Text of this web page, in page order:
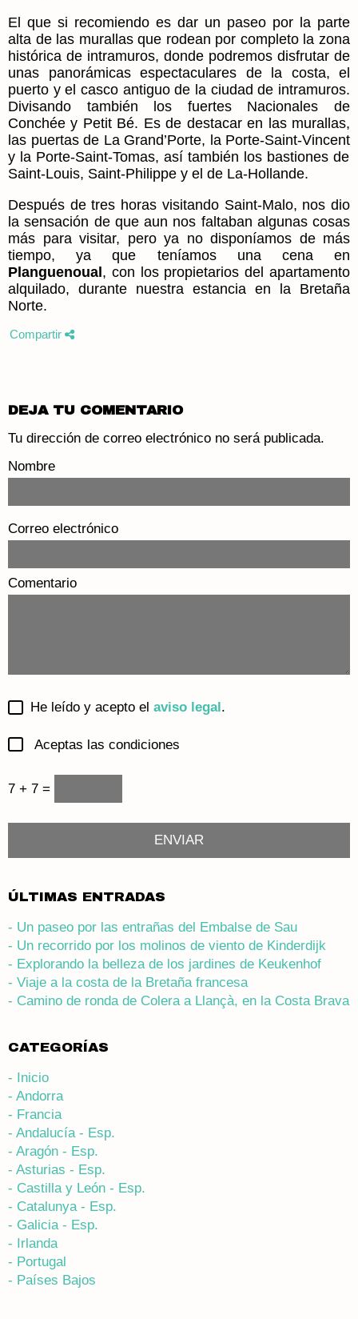
El que si recomiendo es dar un paseo por la parte
alta de las murallas que rodean por completo la zona
histórica de intramuros, donde podremos disfrutar de
unas panorámicas espectaculares de la costa, el
puerto y el casco antiguo de la ciudad de intramuros.
Divisando también los fuertes Nacionales de
Conchée y Petit Bé. Es de destacar en las murallas,
las puertas de La Grand’Porte, la Porte-Saint-Vincent
y la Porte-Saint-Tomas, así también los bastiones de
Saint-Louis, Saint-Philippe y el de La-Hollande.
Después de tres horas visitando Saint-Malo, nos dio
la sensación de que aun nos faltaban algunas cosas
más para visitar, pero ya no disponíamos de más
tiempo, ya que teníamos una cena en
Planguenoual, con los propietarios del apartamento
alquilado, durante nuestra estancia en la Bretaña
Norte.
Compartir
DEJA TU COMENTARIO
Tu dirección de correo electrónico no será publicada.
Nombre
Correo electrónico
Comentario
He leído y acepto el aviso legal .
Aceptas las condiciones
7 + 7 =
ÚLTIMAS ENTRADAS
- Un paseo por las entrañas del Embalse de Sau
- Un recorrido por los molinos de viento de Kinderdijk
- Explorando la belleza de los jardines de Keukenhof
- Viaje a la costa de la Bretaña francesa
- Camino de ronda de Colera a Llançà, en la Costa Brava
CATEGORÍAS
- Inicio
- Andorra
- Francia
- Andalucía - Esp.
- Aragón - Esp.
- Asturias - Esp.
- Castilla y León - Esp.
- Catalunya - Esp.
- Galicia - Esp.
- Irlanda
- Portugal
- Países Bajos